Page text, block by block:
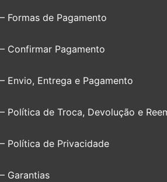
– Formas de Pagamento
– Confirmar Pagamento
– Envio, Entrega e Pagamento
– Política de Troca, Devolução e
– Política de Privacidade
– Garantias